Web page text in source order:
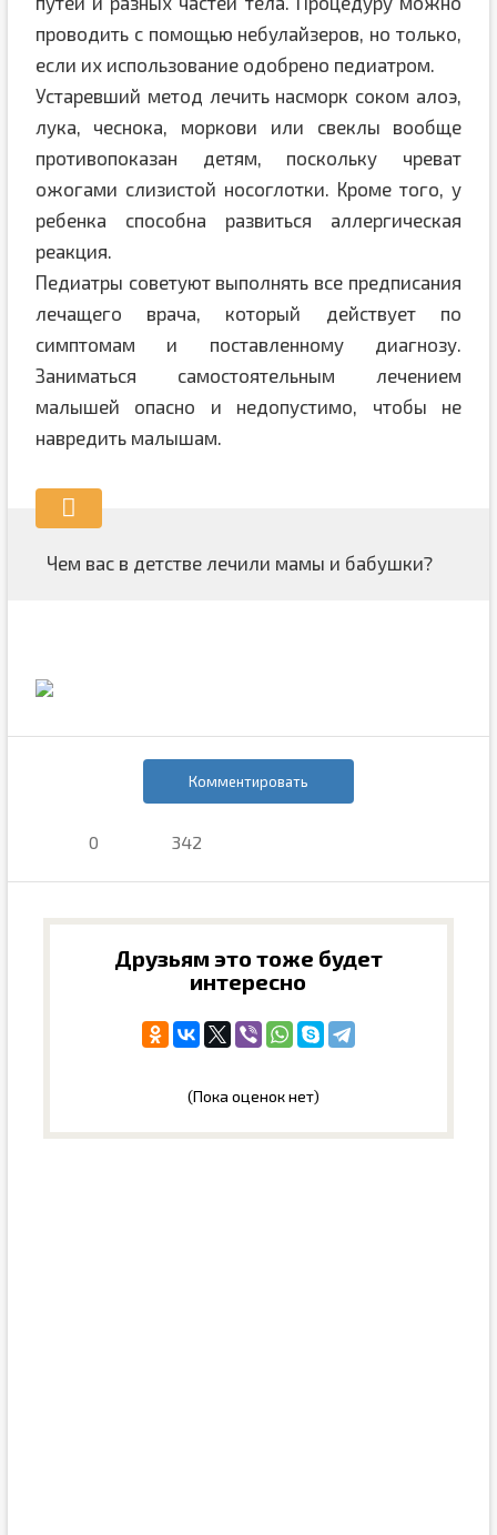
проводить с помощью небулайзеров, но только,
если их использование одобрено педиатром.
Устаревший метод лечить насморк соком алоэ,
лука, чеснока, моркови или свеклы вообще
противопоказан детям, поскольку чреват
ожогами слизистой носоглотки. Кроме того, у
ребенка способна развиться аллергическая
реакция.
Педиатры советуют выполнять все предписания
лечащего врача, который действует по
симптомам и поставленному диагнозу.
Заниматься самостоятельным лечением
малышей опасно и недопустимо, чтобы не
навредить малышам.
Чем вас в детстве лечили мамы и бабушки?
Комментировать
0 342
Друзьям это тоже будет
интересно
(Пока оценок нет)